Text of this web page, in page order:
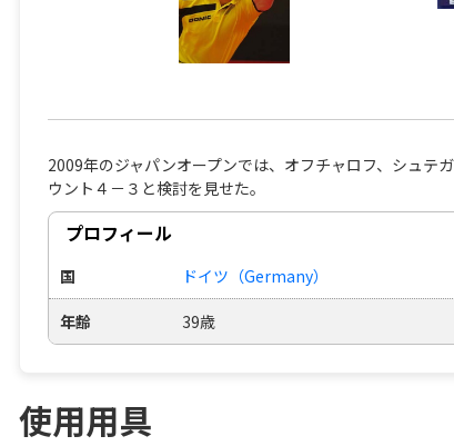
2009年のジャパンオープンでは、オフチャロフ、シュテ
ウント４－３と検討を見せた。
プロフィール
国 ドイツ（Germany）
年齢 39歳
使用用具